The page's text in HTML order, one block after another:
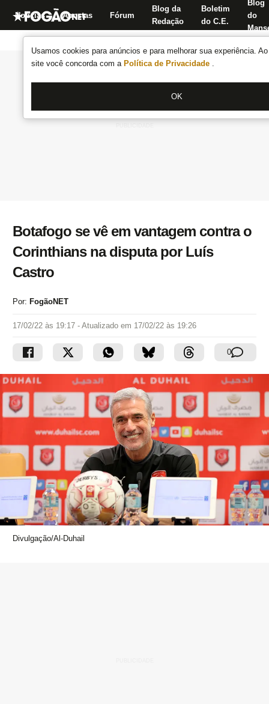
Usamos cookies para anúncios e para melhorar sua experiência.
site você concorda com a Política de Privacidade .
OK
Notícias Apostas Fórum
Blog da
Redação
Boletim
do C.E.
Blog
do
Botafogo se vê em vantagem contra o
Corinthians na disputa por Luís
Castro
Por: FogãoNET
17/02/22 às 19:17 - Atualizado em 17/02/22 às 19:26
0
Divulgação/Al-Duhail